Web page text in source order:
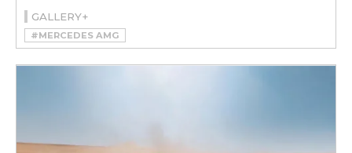
GALLERY+
#MERCEDES AMG
#MERCEDES-AMG CLA 45 4MATIC+